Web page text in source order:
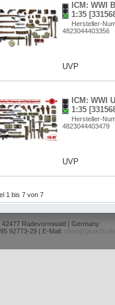
ICM: WWI
1:35
Hersteller-
4823044403356
UVP
ICM: WWI
1:35
Hersteller-
4823044403479
UVP
1 bis 7 von 7
Radevormwald | Germany
92773-29 | E-Mail:
shop@glow2b.de